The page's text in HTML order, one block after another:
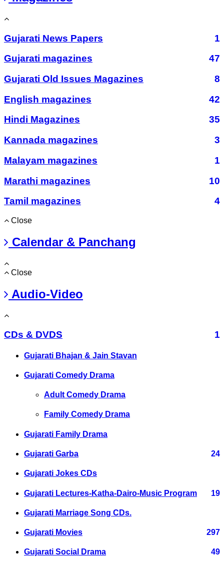
Gujarati News Papers
1
Gujarati magazines
47
Gujarati Old Issues Magazines
8
English magazines
42
Hindi Magazines
35
Kannada magazines
3
Malayam magazines
1
Marathi magazines
10
Tamil magazines
4
Close
Calendar & Panchang
Close
Audio-Video
CDs & DVDS 1
Gujarati Bhajan & Jain Stavan
Gujarati Comedy Drama
Adult Comedy Drama
Family Comedy Drama
Gujarati Family Drama
Gujarati Garba 24
Gujarati Jokes CDs
Gujarati Lectures-Katha-Dairo-Music Program 19
Gujarati Marriage Song CDs.
Gujarati Movies 297
Gujarati Social Drama 49